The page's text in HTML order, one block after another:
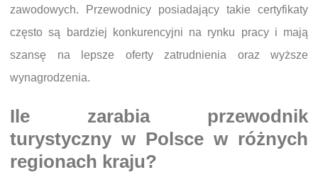
zawodowych. Przewodnicy posiadający takie certyfikaty
często są bardziej konkurencyjni na rynku pracy i mają
szansę na lepsze oferty zatrudnienia oraz wyższe
wynagrodzenia.
Ile zarabia przewodnik
turystyczny w Polsce w różnych
regionach kraju?